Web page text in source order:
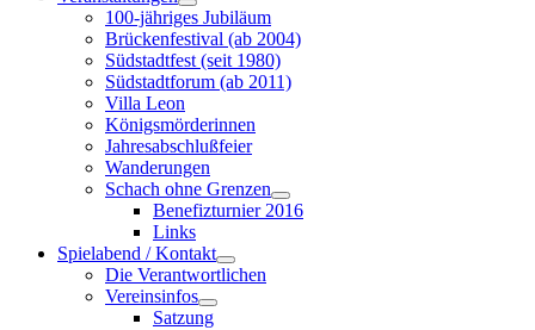
100-jähriges Jubiläum
Brückenfestival (ab 2004)
Südstadtfest (seit 1980)
Südstadtforum (ab 2011)
Villa Leon
Königsmörderinnen
Jahresabschlußfeier
Wanderungen
Schach ohne Grenzen
Benefizturnier 2016
Links
Spielabend / Kontakt
Die Verantwortlichen
Vereinsinfos
Satzung